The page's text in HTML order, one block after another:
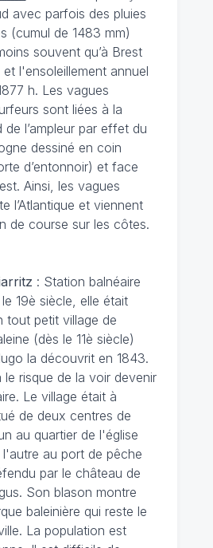
avec parfois des pluies
(cumul de 1483 mm)
souvent qu’à Brest
l'ensoleillement annuel
h. Les vagues
sont liées à la
de l’ampleur par effet du
dessiné en coin
d’entonnoir) et face
Ainsi, les vagues
l’Atlantique et viennent
de course sur les côtes.
: Station balnéaire
19è siècle, elle était
tout petit village de
(dès le 11è siècle)
la découvrit en 1843.
le risque de la voir devenir
Le village était à
de deux centres de
au quartier de l'église
au port de pêche
par le château de
Son blason montre
baleinière qui reste le
La population est